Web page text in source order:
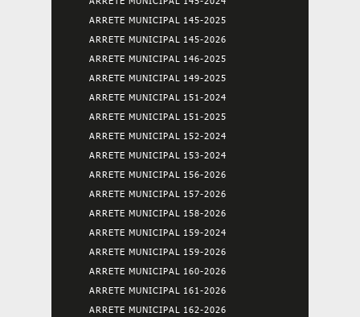
ARRETE MUNICIPAL 145-2025
ARRETE MUNICIPAL 145-2026
ARRETE MUNICIPAL 146-2025
ARRETE MUNICIPAL 149-2025
ARRETE MUNICIPAL 151-2024
ARRETE MUNICIPAL 151-2025
ARRETE MUNICIPAL 152-2024
ARRETE MUNICIPAL 153-2024
ARRETE MUNICIPAL 156-2026
ARRETE MUNICIPAL 157-2026
ARRETE MUNICIPAL 158-2026
ARRETE MUNICIPAL 159-2024
ARRETE MUNICIPAL 159-2026
ARRETE MUNICIPAL 160-2026
ARRETE MUNICIPAL 161-2026
ARRETE MUNICIPAL 162-2026